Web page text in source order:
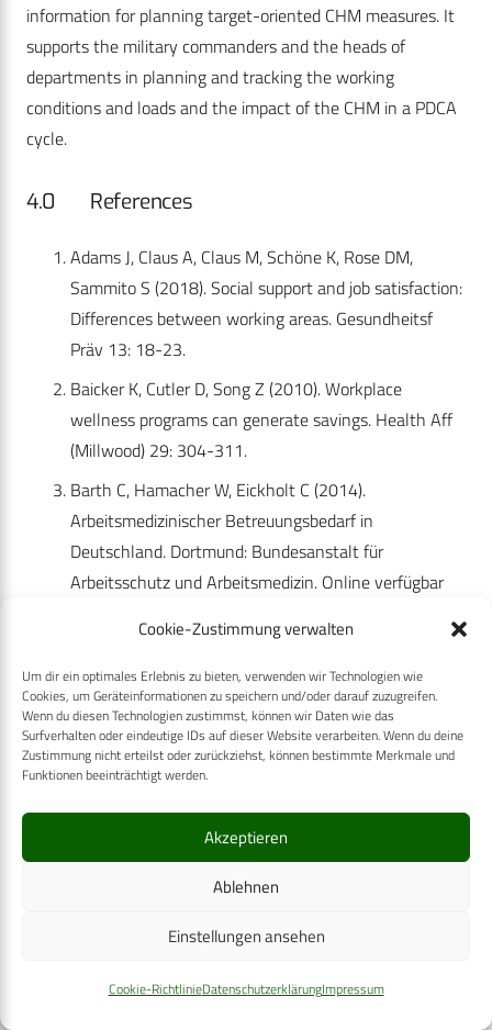
Cookie-Zustimmung verwalten
Um dir ein optimales Erlebnis zu bieten, verwenden wir Technologien wie
Cookies, um Geräteinformationen zu speichern und/oder darauf zuzugreifen.
Wenn du diesen Technologien zustimmst, können wir Daten wie das
Surfverhalten oder eindeutige IDs auf dieser Website verarbeiten. Wenn du deine
Zustimmung nicht erteilst oder zurückziehst, können bestimmte Merkmale und
Funktionen beeinträchtigt werden.
Akzeptieren
Ablehnen
Einstellungen ansehen
Cookie-RichtlinieDatenschutzerklärungImpressum
information for planning target-oriented CHM measures. It
supports the military commanders and the heads of
departments in planning and tracking the working
conditions and loads and the impact of the CHM in a PDCA
cycle.
4.0 References
Adams J, Claus A, Claus M, Schöne K, Rose DM,
Sammito S (2018). Social support and job satisfaction:
Differences between working areas. Gesundheitsf
Präv 13: 18-23.
Baicker K, Cutler D, Song Z (2010). Workplace
wellness programs can generate savings. Health Aff
(Millwood) 29: 304-311.
Barth C, Hamacher W, Eickholt C (2014).
Arbeitsmedizinischer Betreuungsbedarf in
Deutschland. Dortmund: Bundesanstalt für
Arbeitsschutz und Arbeitsmedizin. Online verfügbar
https://www.baua.de/DE/Angebote/Publikationen/
__blob=publicationFile&v=5, last access 7 November
2017.
Bundesagentur für Arbeit (2014). Der Engagement-
Index der BA.
Bundesministerium der Verteidigung (2017). Weisung
Nr. 3 zur Einführung eines Betrieblichen
Gesundheitsmanagements (BGM). Berlin, 8 February
Chapman LS (2012). Meta-evaluation of worksite
health promotion economic return studies: 2012